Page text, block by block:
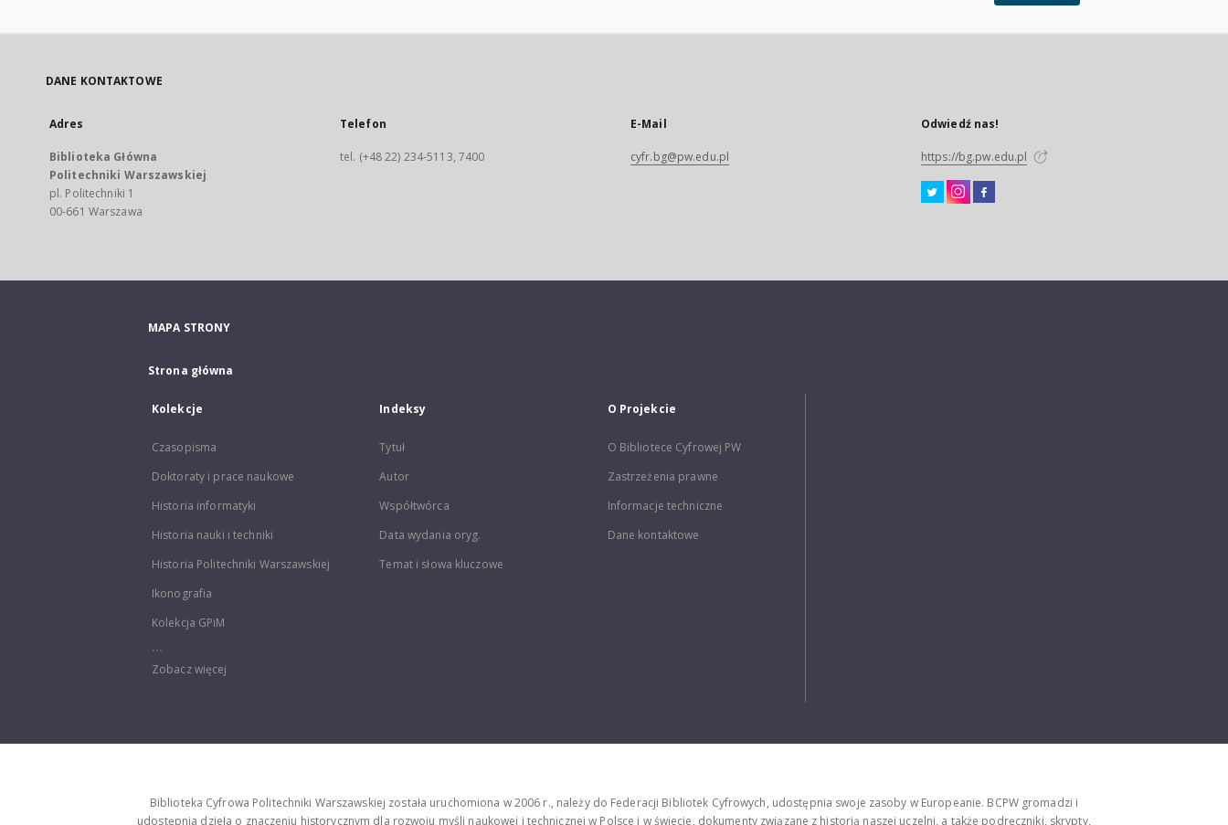
DANE KONTAKTOWE
Adres
Biblioteka Główna
Politechniki Warszawskiej
pl. Politechniki 1
00-661 Warszawa
Telefon
tel. (+48 22) 234-5113, 7400
E-Mail
cyfr.bg@pw.edu.pl
Odwiedź nas!
https://bg.pw.edu.pl
MAPA STRONY
Strona główna
Kolekcje
Czasopisma
Doktoraty i prace naukowe
Historia informatyki
Historia nauki i techniki
Historia Politechniki Warszawskiej
Ikonografia
Kolekcja GPiM
...
Zobacz więcej
Indeksy
Tytuł
Autor
Współtwórca
Data wydania oryg.
Temat i słowa kluczowe
O Projekcie
O Bibliotece Cyfrowej PW
Zastrzeżenia prawne
Informacje techniczne
Dane kontaktowe
Biblioteka Cyfrowa Politechniki Warszawskiej została uruchomiona w 2006 r., należy do Federacji Bibliotek Cyfrowych, udostępnia swoje zasoby w Europeanie. BCPW gromadzi i
udostępnia dzieła o znaczeniu historycznym dla rozwoju myśli naukowej i technicznej w Polsce i w świecie, dokumenty związane z historią naszej uczelni, a także podręczniki, skrypty,